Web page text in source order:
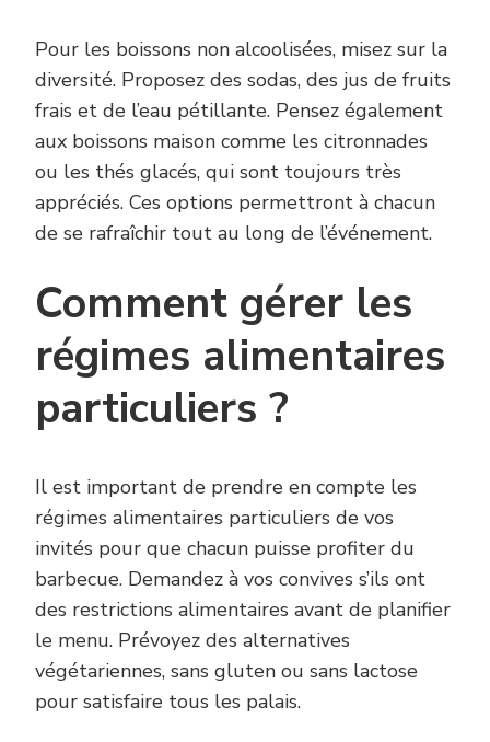
Pour les boissons non alcoolisées, misez sur la
diversité. Proposez des sodas, des jus de fruits
frais et de l’eau pétillante. Pensez également
aux boissons maison comme les citronnades
ou les thés glacés, qui sont toujours très
appréciés. Ces options permettront à chacun
de se rafraîchir tout au long de l’événement.
Comment gérer les
régimes alimentaires
particuliers ?
Il est important de prendre en compte les
régimes alimentaires particuliers de vos
invités pour que chacun puisse profiter du
barbecue. Demandez à vos convives s’ils ont
des restrictions alimentaires avant de planifier
le menu. Prévoyez des alternatives
végétariennes, sans gluten ou sans lactose
pour satisfaire tous les palais.